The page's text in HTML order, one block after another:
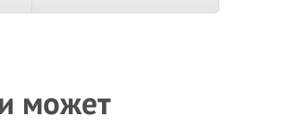
может